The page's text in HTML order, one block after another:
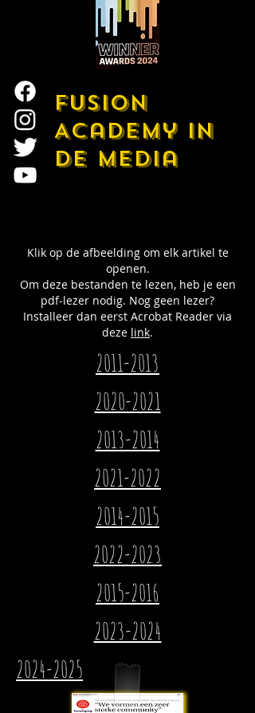
Fusion
Academy in
de media
Klik op de afbeelding om elk artikel te
openen.
Om deze bestanden te lezen, heb je een
pdf-lezer nodig. Nog geen lezer?
Installeer dan eerst Acrobat Reader via
deze link.
2011-2013
2020-2021
2013-2014
2021-2022
2014-2015
2022-2023
2015-2016
2023-2024
2024-2025